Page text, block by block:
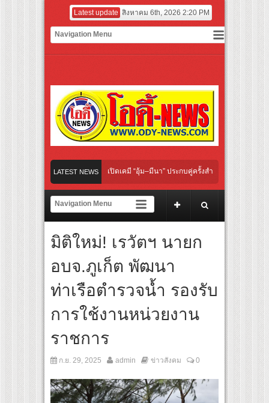
Latest update สิงหาคม 6th, 2026 2:20 PM
LATEST NEWS
ใต้เงาจันทรา” เปิดเคมี “อุ้ม–มีนา” ประกบคู่ครั้งสำคัญ ชวนแฟนปักหมุดรอชม 17
ยบ เลิกชะล่าใจ” เรื่อง HPV ในแคมเปญ “HPV ไม่เป็นไร…ไม่ได้”
ไทย ชวนแฟนลูกยางใกล้ชิดนักตบสาวทีมชาติไทย 15 ส.ค.นี้
ม่านย่าม่าน” เรียนรู้นวัตกรรมผักเชียงดาใน “หอมแผ่นดินฯ”
รนาฏ’ (INHERIT) เตรียมคายตะขาบหนังไทยในรอบปฐมทัศน์โลก ณ เทศกาลภาพยน
ต โกนหัวรับบทแม่ชี นำทีมนักแสดงประชันความสยอง!
ใต้เงาจันทรา” เปิดเคมี “อุ้ม–มีนา” ประกบคู่ครั้งสำคัญ ชวนแฟนปักหมุดรอชม 17
มิติใหม่! เรวัตฯ นายก
อบจ.ภูเก็ต พัฒนา
ท่าเรือตำรวจน้ำ รองรับ
การใช้งานหน่วยงาน
ราชการ
ก.ย. 29, 2025 admin ข่าวสังคม 0